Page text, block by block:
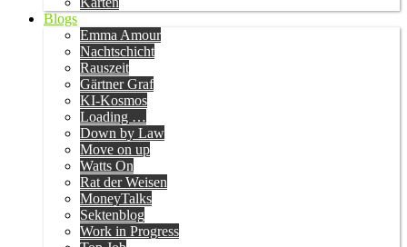
Blogs
Emma Amour
Nachtschicht
Rauszeit
Gärtner Graf
KI-Kosmos
Loading …
Down by Law
Move on up
Watts On
Rat der Weisen
MoneyTalks
Sektenblog
Work in Progress